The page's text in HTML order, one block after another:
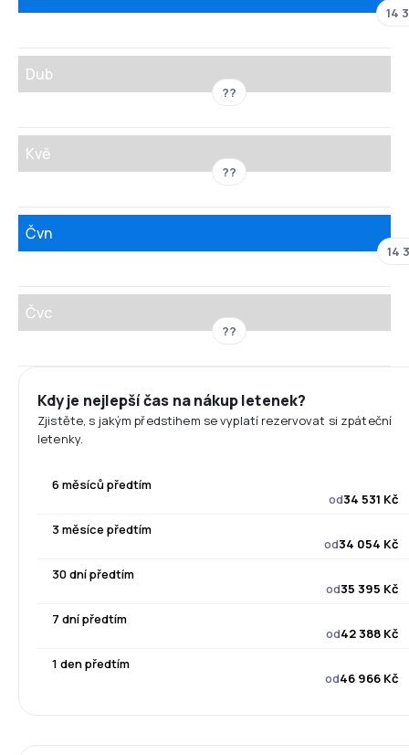
14
Dub
??
Kvě
??
Čvn
14
Čvc
??
Kdy je nejlepší čas na nákup letenek?
Zjistěte, s jakým předstihem se vyplatí rezervovat si zpáteční
letenky.
6 měsíců předtím
od34 531 Kč
3 měsíce předtím
od34 054 Kč
30 dní předtím
od35 395 Kč
7 dní předtím
od42 388 Kč
1 den předtím
od46 966 Kč